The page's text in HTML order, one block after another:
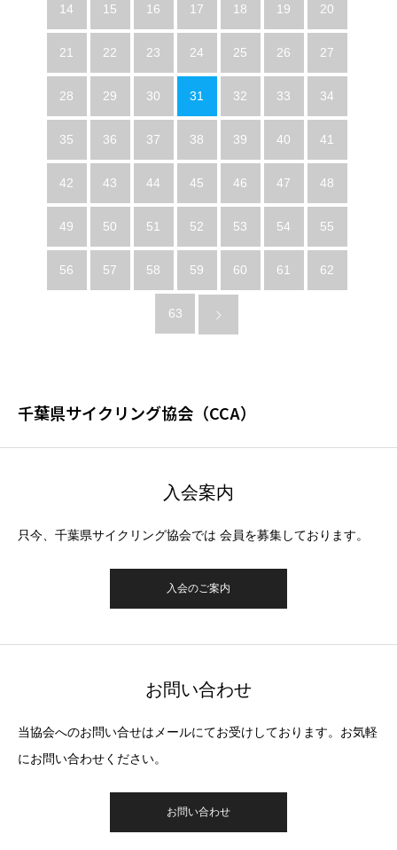
14 15 16 17 18 19 20
21 22 23 24 25 26 27
28 29 30 31 32 33 34
35 36 37 38 39 40 41
42 43 44 45 46 47 48
49 50 51 52 53 54 55
56 57 58 59 60 61 62
63
千葉県サイクリング協会（CCA）
入会案内
只今、千葉県サイクリング協会では 会員を募集しております。
入会のご案内
お問い合わせ
当協会へのお問い合せはメールにてお受けしております。お気軽
にお問い合わせください。
お問い合わせ